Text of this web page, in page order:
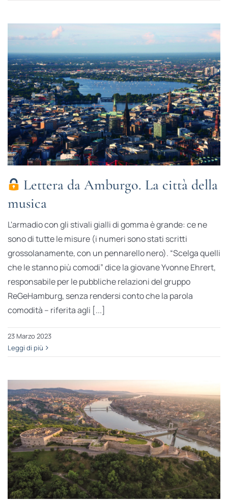
Lettera da Amburgo. La città della
musica
L'armadio con gli stivali gialli di gomma è grande: ce ne
sono di tutte le misure (i numeri sono stati scritti
grossolanamente, con un pennarello nero). “Scelga quelli
che le stanno più comodi” dice la giovane Yvonne Ehrert,
responsabile per le pubbliche relazioni del gruppo
ReGeHamburg, senza rendersi conto che la parola
comodità – riferita agli [...]
23 Marzo 2023
Leggi di più